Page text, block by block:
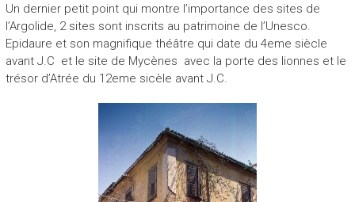
Un dernier petit point qui montre l’importance des sites de
l’Argolide, 2 sites sont inscrits au patrimoine de l’Unesco.
Epidaure et son magnifique théâtre qui date du 4eme siècle
avant J.C et le site de Mycènes avec la porte des lionnes et le
trésor d’Atrée du 12eme sicèle avant J.C.